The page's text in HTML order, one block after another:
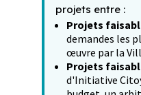
projets entre :
Projets
demandes les
œuvre par la
Projets
d'Initiative